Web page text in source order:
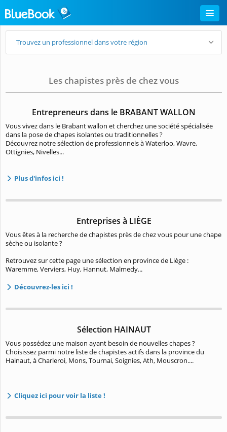
Trouvez un professionnel dans votre région
Les chapistes près de chez vous
Entrepreneurs dans le BRABANT WALLON
Vous vivez dans le Brabant wallon et cherchez une société spécialisée
dans la pose de chapes isolantes ou traditionnelles ?
Découvrez notre sélection de professionnels à Waterloo, Wavre,
Ottignies, Nivelles...
Plus d'infos ici !
Entreprises à LIÈGE
Vous êtes à la recherche de chapistes près de chez vous pour une chape
sèche ou isolante ?
Retrouvez sur cette page une sélection en province de Liège :
Waremme, Verviers, Huy, Hannut, Malmedy...
Découvrez-les ici !
Sélection HAINAUT
Vous possédez une maison ayant besoin de nouvelles chapes ?
Choisissez parmi notre liste de chapistes actifs dans la province du
Hainaut, à Charleroi, Mons, Tournai, Soignies, Ath, Mouscron....
Cliquez ici pour voir la liste !